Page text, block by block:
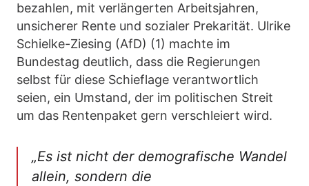
bezahlen, mit verlängerten Arbeitsjahren,
unsicherer Rente und sozialer Prekarität. Ulrike
Schielke-Ziesing (AfD) (1) machte im
Bundestag deutlich, dass die Regierungen
selbst für diese Schieflage verantwortlich
seien, ein Umstand, der im politischen Streit
um das Rentenpaket gern verschleiert wird.
„Es ist nicht der demografische Wandel
allein, sondern die